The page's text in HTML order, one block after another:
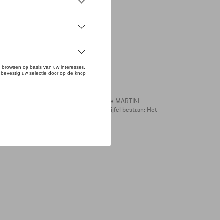
even stijlvol als comfortabel. De grote MARTINI
logo op de achterkant laat geen twijfel bestaan: Het